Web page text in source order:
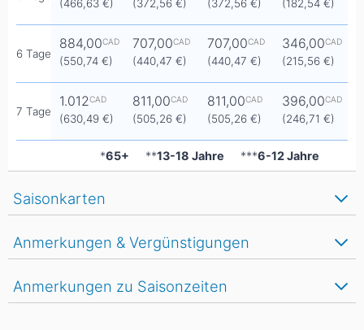
(466,63 €) (372,56 €) (372,56 €) (182,54 €)
6 Tage
884,00CAD
(550,74 €)
707,00CAD
(440,47 €)
707,00CAD
(440,47 €)
346,00CAD
(215,56 €)
7 Tage
1.012CAD
(630,49 €)
811,00CAD
(505,26 €)
811,00CAD
(505,26 €)
396,00CAD
(246,71 €)
*65+ **13-18 Jahre ***6-12 Jahre
Saisonkarten
Anmerkungen & Vergünstigungen
Anmerkungen zu Saisonzeiten